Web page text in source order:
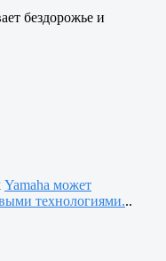
бездорожье и
Yamaha может
технологиями...